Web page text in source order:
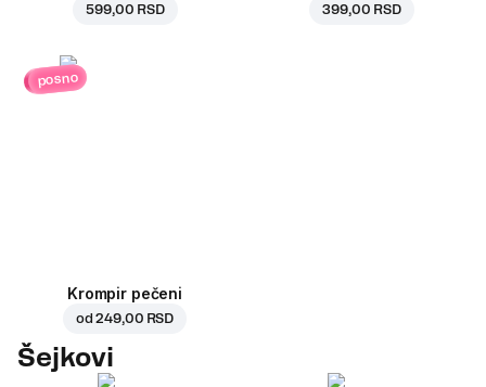
599,00 RSD 399,00 RSD
posno
Krompir pečeni
od249,00 RSD
Šejkovi